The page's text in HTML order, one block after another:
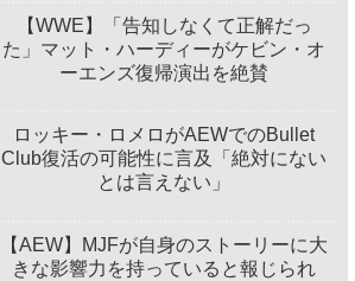
【WWE】「告知しなくて正解だっ
た」マット・ハーディーがケビン・オ
ーエンズ復帰演出を絶賛
ロッキー・ロメロがAEWでのBullet
Club復活の可能性に言及「絶対にない
とは言えない」
【AEW】MJFが自身のストーリーに大
きな影響力を持っていると報じられ